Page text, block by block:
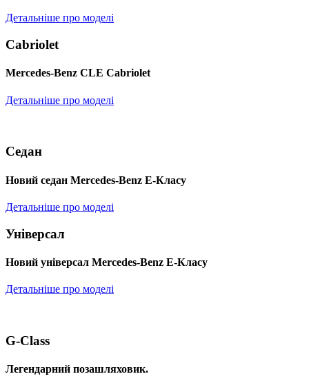
Детальніше про моделі
Cabriolet
Mercedes-Benz CLE Cabriolet
Детальніше про моделі
Седан
Новий седан Mercedes-Benz Е-Класу
Детальніше про моделі
Універсал
Новий універсал Mercedes-Benz E-Класу
Детальніше про моделі
G-Class
Легендарний позашляховик.